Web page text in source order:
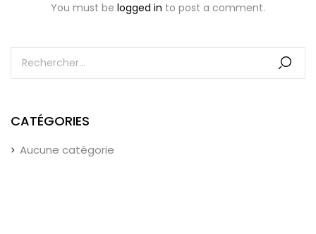
CATÉGORIES
Aucune catégorie
You must be logged in to post a comment.